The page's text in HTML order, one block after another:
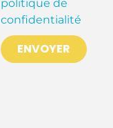
politique de
confidentialité
ENVOYER